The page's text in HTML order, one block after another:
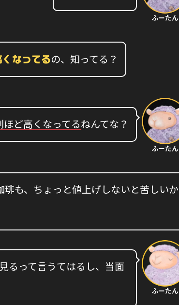
ふーたん
なってるの、知ってる？
ほど高くなってるねんてな？
ふーたん
琲も、ちょっと値上げしないと苦しいか
るって言うてはるし、当面
ふーたん